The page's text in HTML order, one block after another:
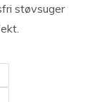
støvsuger